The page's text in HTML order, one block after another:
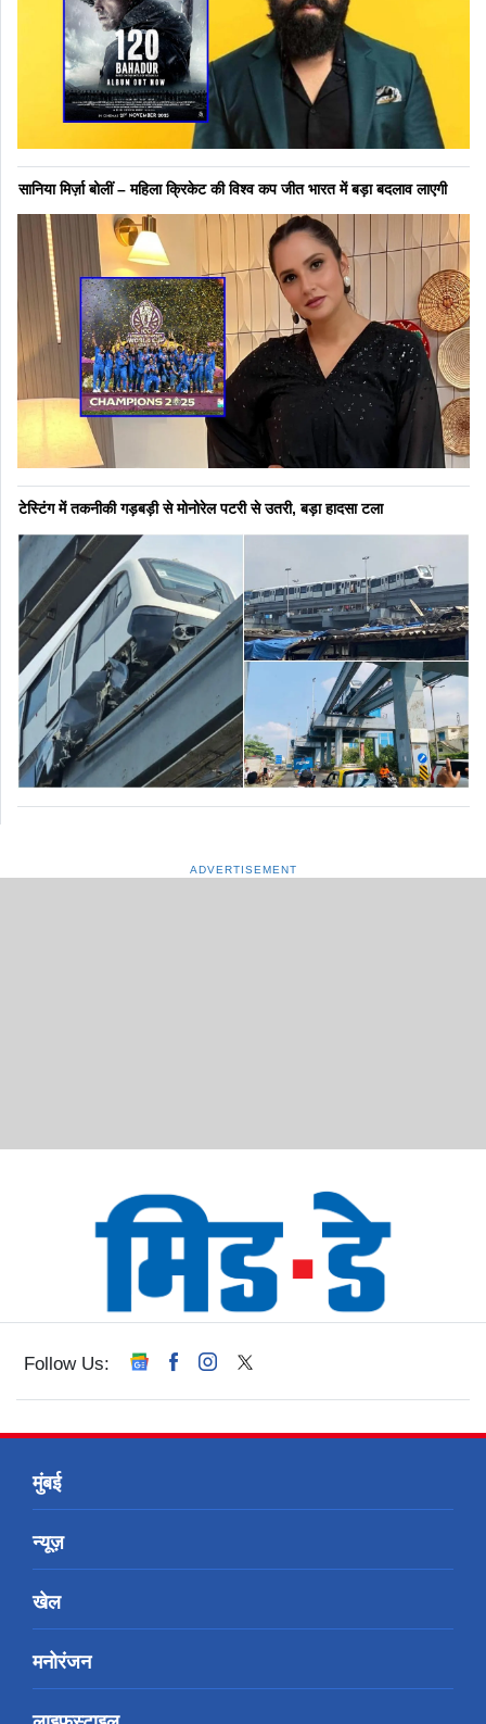
सानिया मिर्ज़ा बोलीं – महिला क्रिकेट की विश्व कप जीत भारत में बड़ा बदलाव लाएगी
टेस्टिंग में तकनीकी गड़बड़ी से मोनोरेल पटरी से उतरी, बड़ा हादसा टला
ADVERTISEMENT
Follow Us:
मुंबई
न्यूज़
खेल
मनोरंजन